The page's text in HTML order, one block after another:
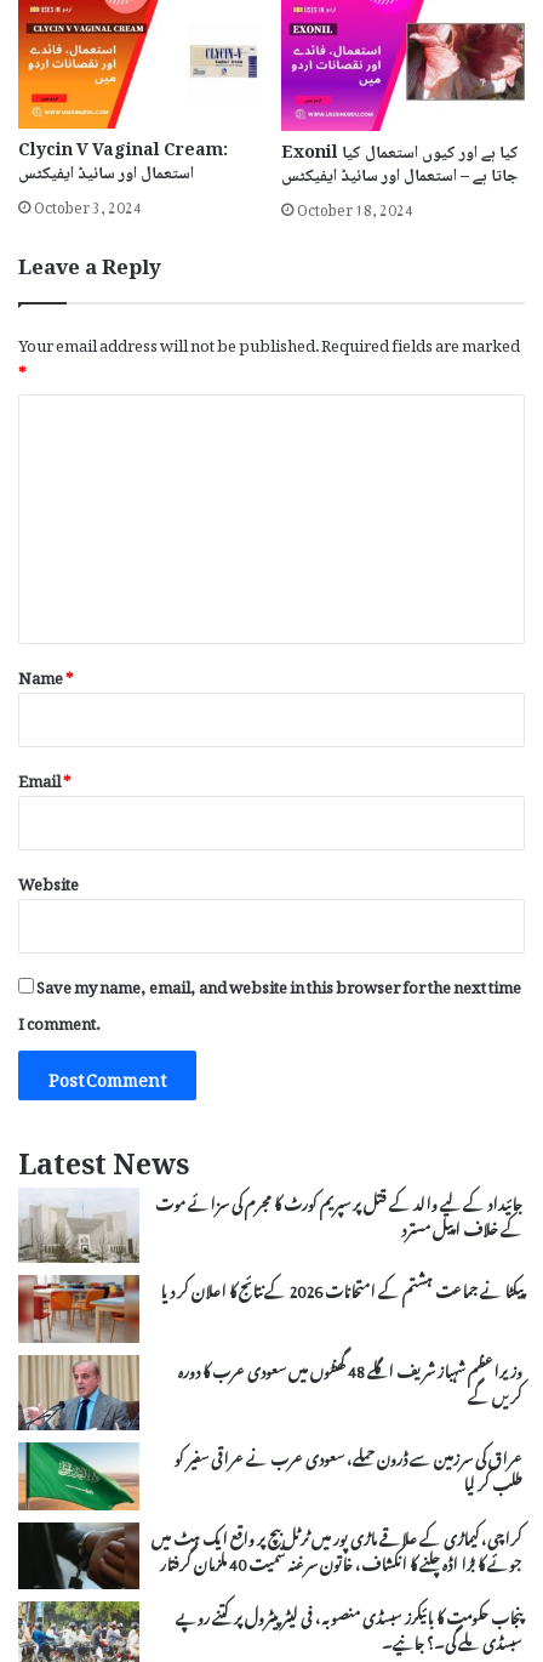
Clycin V Vaginal Cream:
استعمال اور سائیڈ ایفیکٹس
October 3, 2024
Exonil کیا ہے اور کیوں استعمال کیا
جاتا ہے – استعمال اور سائیڈ ایفیکٹس
October 18, 2024
Leave a Reply
Your email address will not be published.Required fields are marked
*
*
Name*
Email*
Website
Save my name, email, and website in this browser for the next time
I comment.
Latest News
جائیداد کے لیے والد کے قتل پر سپریم کورٹ کا مجرم کی سزائے موت
کے خلاف اپیل مسترد
پیکٹا نے جماعت ہشتم کے امتحانات 2026 کے نتائج کا اعلان کر دیا
وزیراعظم شہباز شریف اگلے 48 گھنٹوں میں سعودی عرب کا دورہ
کریں گے
عراق کی سرزمین سے ڈرون حملے، سعودی عرب نے عراقی سفیر کو
طلب کر لیا
کراچی، کیماڑی کے علاقے ماڑی پور میں ٹرٹل بیچ پر واقع ایک ہٹ میں
جوئے کا بڑا اڈہ چلنے کا انکشاف، خاتون سرغنہ سمیت 40 ملزمان گرفتار
پنجاب حکومت کا بائیکرز سبسڈی منصوبہ، فی لیٹر پیٹرول پر کتنے روپے
سبسڈی ملے گی۔؟ جانیے۔